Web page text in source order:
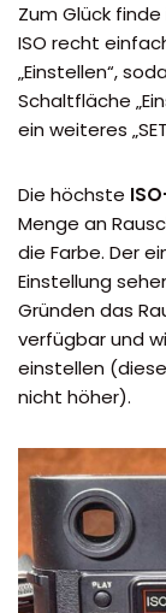
Zum Glück
ISO recht
„Einstellen“,
Schaltfläche
ein weiteres
Die höchste
Menge an
die Farbe. Der
Einstellung
Gründen das
verfügbar und
einstellen
nicht höher).